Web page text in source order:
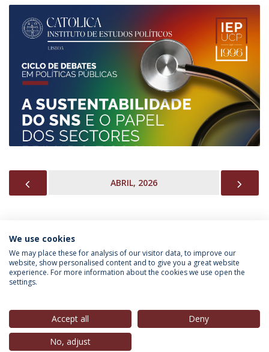
ABRIL, 2026
INFORMAÇÃO PARA
We use cookies
We may place these for analysis of our visitor data, to improve our
website, show personalised content and to give you a great website
experience. For more information about the cookies we use open the
settings.
Accept all
Deny
No, adjust